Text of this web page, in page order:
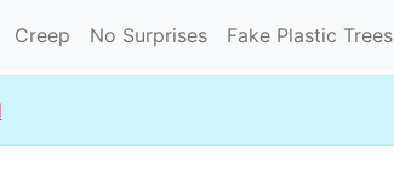
Creep No Surprises Fake Plastic Trees